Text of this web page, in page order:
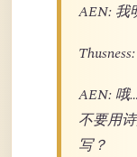
AEN: 我
AEN: 哦
不要用
写？